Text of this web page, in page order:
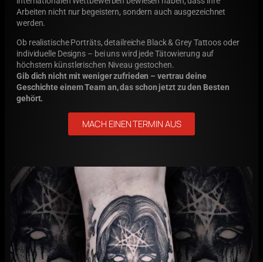
Arbeiten nicht nur begeistern, sondern auch ausgezeichnet
werden.
Ob realistische Porträts, detailreiche Black & Grey Tattoos oder
individuelle Designs – bei uns wird jede Tätowierung auf
höchstem künstlerischen Niveau gestochen.
Gib dich nicht mit weniger zufrieden – vertrau deine
Geschichte einem Team an, das schon jetzt zu den Besten
gehört.
MACH EINEN TERMIN AUS